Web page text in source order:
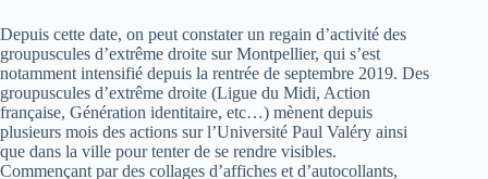
Depuis cette date, on peut constater un regain d’activité des
groupuscules d’extrême droite sur Montpellier, qui s’est
notamment intensifié depuis la rentrée de septembre 2019. Des
groupuscules d’extrême droite (Ligue du Midi, Action
française, Génération identitaire, etc…) mènent depuis
plusieurs mois des actions sur l’Université Paul Valéry ainsi
que dans la ville pour tenter de se rendre visibles.
Commençant par des collages d’affiches et d’autocollants,